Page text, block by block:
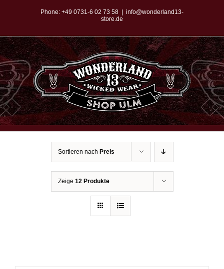
springen
Phone: +49 0731-6 02 73 58
info@wonderland13-
store.de
Sortieren nach Preis
Zeige 12 Produkte